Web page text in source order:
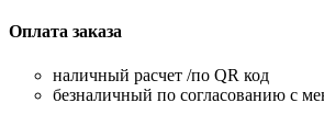
Оплата заказа
наличный расчет /по QR код
безналичный по согласованию с